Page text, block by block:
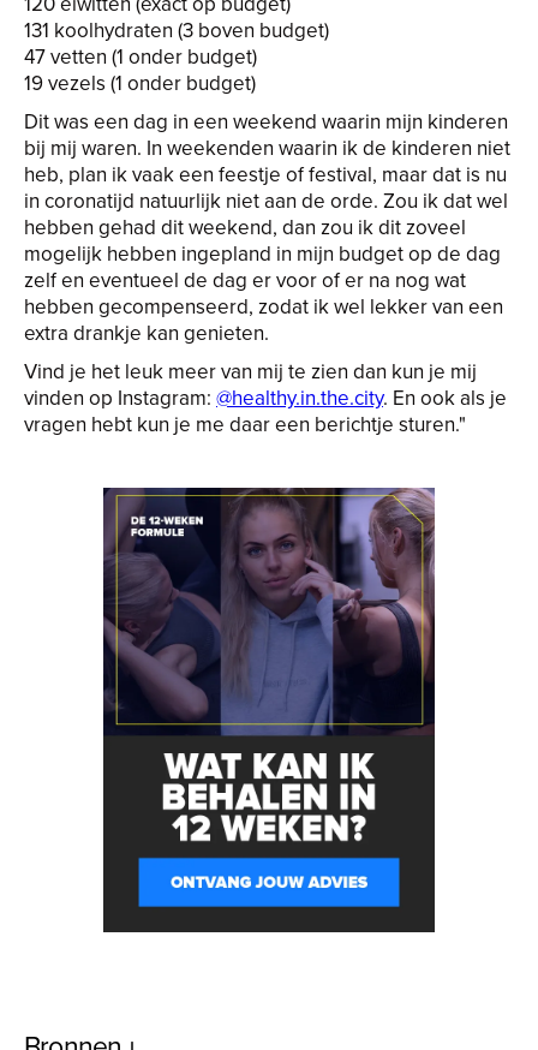
131 koolhydraten (3 boven budget)
47 vetten (1 onder budget)
19 vezels (1 onder budget)
Dit was een dag in een weekend waarin mijn kinderen
bij mij waren. In weekenden waarin ik de kinderen niet
heb, plan ik vaak een feestje of festival, maar dat is nu
in coronatijd natuurlijk niet aan de orde. Zou ik dat wel
hebben gehad dit weekend, dan zou ik dit zoveel
mogelijk hebben ingepland in mijn budget op de dag
zelf en eventueel de dag er voor of er na nog wat
hebben gecompenseerd, zodat ik wel lekker van een
extra drankje kan genieten.
Vind je het leuk meer van mij te zien dan kun je mij
vinden op Instagram: @healthy.in.the.city. En ook als je
vragen hebt kun je me daar een berichtje sturen."